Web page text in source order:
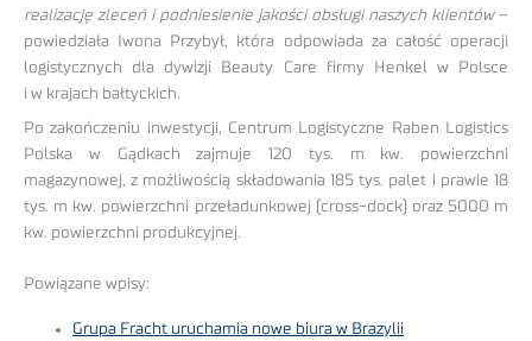
realizację zleceń i podniesienie jakości obsługi naszych klientów–
powiedziała Iwona Przybył, która odpowiada za całość operacji
logistycznych dla dywizji Beauty Care firmy Henkel w Polsce
i w krajach bałtyckich.
Po zakończeniu inwestycji, Centrum Logistyczne Raben Logistics
Polska w Gądkach zajmuje 120 tys. m kw. powierzchni
magazynowej, z możliwością składowania 185 tys. palet i prawie 18
tys. m kw. powierzchni przeładunkowej (cross-dock) oraz 5000 m
kw. powierzchni produkcyjnej.
Powiązane wpisy:
Grupa Fracht uruchamia nowe biura w Brazylii